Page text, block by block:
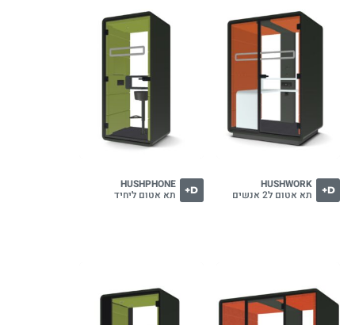
D+
HUSHWORK
תא אטום ל2 אנשים D+
HUSHPHONE
תא אטום ליחיד